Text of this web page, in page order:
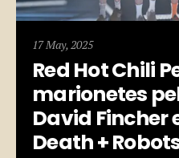
17 May, 2025
Red Hot Chili
marionetes
David Fincher
Death +